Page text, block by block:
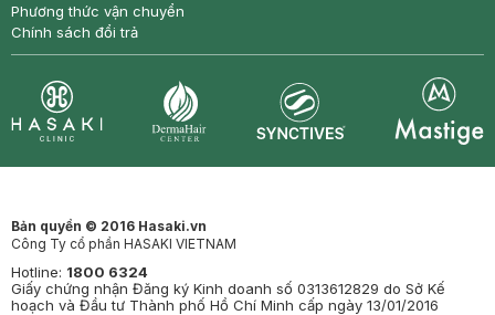
Phương thức vận chuyển
Chính sách đổi trả
Bản quyền © 2016 Hasaki.vn
Công Ty cổ phần HASAKI VIETNAM
Hotline: 1800 6324
Giấy chứng nhận Đăng ký Kinh doanh số 0313612829 do Sở Kế
hoạch và Đầu tư Thành phố Hồ Chí Minh cấp ngày 13/01/2016